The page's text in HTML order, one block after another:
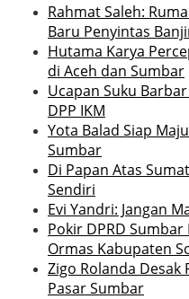
Rahmat Saleh:
Baru Penyintas
Hutama Karya
di Aceh dan Sumbar
Ucapan Suku
DPP IKM
Yota Balad Siap
Sumbar
Di Papan Atas
Sendiri
Evi Yandri: Jangan
Pokir DPRD
Ormas Kabupaten
Zigo Rolanda Desak
Pasar Sumbar